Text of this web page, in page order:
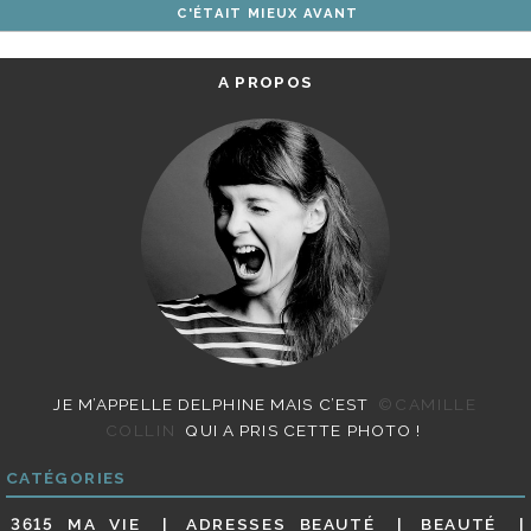
ARTICLES
C'ÉTAIT MIEUX AVANT
A PROPOS
JE M’APPELLE DELPHINE MAIS C’EST
©CAMILLE
COLLIN
QUI A PRIS CETTE PHOTO !
CATÉGORIES
3615 MA VIE ADRESSES BEAUTÉ BEAUTÉ